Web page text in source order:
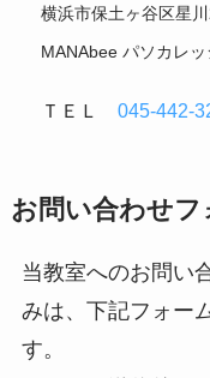
横浜市保土ヶ谷区星
MANAbee パソカレ
ＴＥＬ045-442-
お問い合わせフ
当教室へのお問い
みは、下記フォー
す。